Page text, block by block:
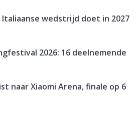
Italiaanse wedstrijd doet in 2027
2026: 16 deelnemende
naar Xiaomi Arena, finale op 6